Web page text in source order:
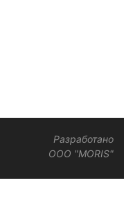
Разработано
OOO "MORIS"